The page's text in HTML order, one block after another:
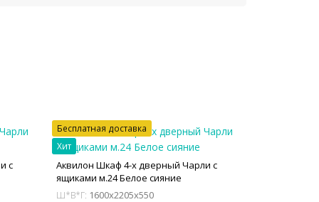
с
Хит
Бесплатная доставка
Аквилон Шкаф 4-х дверный Чарли с
ящиками м.24 Белое сияние
Ш*В*Г: 1600x2205x550